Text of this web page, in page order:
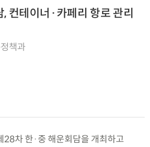
컨테이너·카페리 항로 관리
책과
차 한·중 해운회담을 개최하고